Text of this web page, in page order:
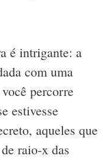
é intrigante: a
com uma
percorre
estivesse
aqueles que
raio-x das